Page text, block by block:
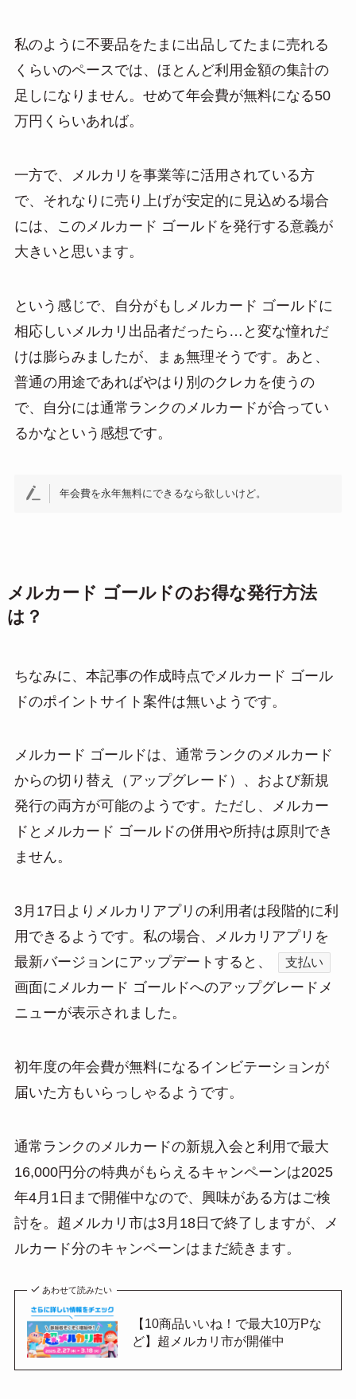
私のように不要品をたまに出品してたまに売れる
くらいのペースでは、ほとんど利用金額の集計の
足しになりません。せめて年会費が無料になる50
万円くらいあれば。
一方で、メルカリを事業等に活用されている方
で、それなりに売り上げが安定的に見込める場合
には、このメルカード ゴールドを発行する意義が
大きいと思います。
という感じで、自分がもしメルカード ゴールドに
相応しいメルカリ出品者だったら…と変な憧れだ
けは膨らみましたが、まぁ無理そうです。あと、
普通の用途であればやはり別のクレカを使うの
で、自分には通常ランクのメルカードが合ってい
るかなという感想です。
年会費を永年無料にできるなら欲しいけど。
メルカード ゴールドのお得な発行方法
は？
ちなみに、本記事の作成時点でメルカード ゴール
ドのポイントサイト案件は無いようです。
メルカード ゴールドは、通常ランクのメルカード
からの切り替え（アップグレード）、および新規
発行の両方が可能のようです。ただし、メルカー
ドとメルカード ゴールドの併用や所持は原則でき
ません。
3月17日よりメルカリアプリの利用者は段階的に利
用できるようです。私の場合、メルカリアプリを
最新バージョンにアップデートすると、
支払い
画面にメルカード ゴールドへのアップグレードメ
ニューが表示されました。
初年度の年会費が無料になるインビテーションが
届いた方もいらっしゃるようです。
通常ランクのメルカードの新規入会と利用で最大
16,000円分の特典がもらえるキャンペーンは2025
年4月1日まで開催中なので、興味がある方はご検
討を。超メルカリ市は3月18日で終了しますが、メ
ルカード分のキャンペーンはまだ続きます。
あわせて読みたい
【10商品いいね！で最大10万Pな
ど】超メルカリ市が開催中